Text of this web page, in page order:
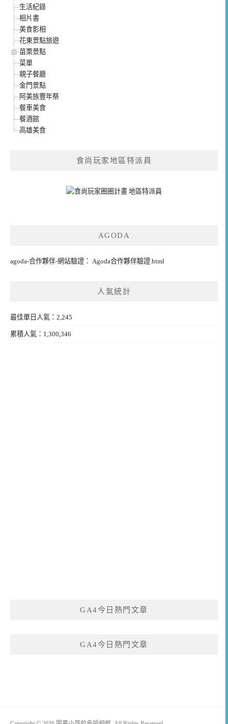
生活紀錄
相片書
美食影相
花東景點旅遊
苗栗景點
菜單
親子餐廳
金門景點
阿美族豐年祭
餐車美食
餐酒館
高雄美食
食尚玩家地區特派員
AGODA
agoda-合作夥伴-網站驗證： Agoda合作夥伴驗證.html
人氣統計
最佳單日人氣：2,245
累積人氣：1,300,346
GA4今日熱門文章
GA4今日熱門文章